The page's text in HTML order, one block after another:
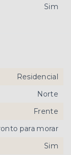
Sim
Residencial
Norte
Frente
para morar
Sim